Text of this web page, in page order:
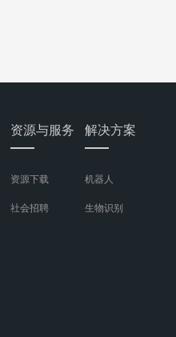
资源与服务
资源下载
社会招聘
解决方案
机器人
生物识别